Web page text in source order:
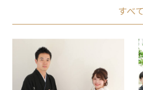
すべて